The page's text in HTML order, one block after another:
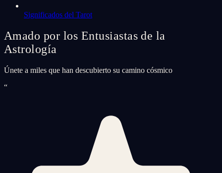
Significados del Tarot
Amado por los Entusiastas de la
Astrología
Únete a miles que han descubierto su camino cósmico
“